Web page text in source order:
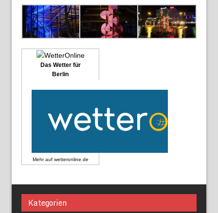
Das Wetter für
Berlin
Mehr auf wetteronline.de
Kategorien